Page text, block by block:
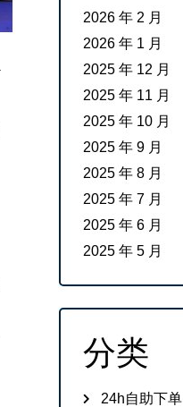
2026 年 2 月
2026 年 1 月
2025 年 12 月
2025 年 11 月
2025 年 10 月
2025 年 9 月
2025 年 8 月
2025 年 7 月
2025 年 6 月
2025 年 5 月
分类
24h自助下单